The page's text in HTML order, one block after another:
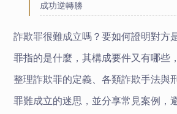
成功逆轉勝
詐欺罪很難成立嗎？要如何證明對方
罪指的是什麼，其構成要件又有哪些
整理詐欺罪的定義、各類詐欺手法與
罪難成立的迷思，並分享常見案例，